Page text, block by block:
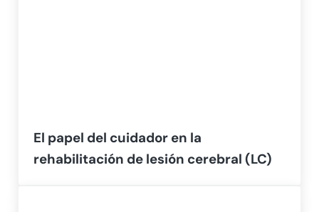
El papel del cuidador en la
rehabilitación de lesión cerebral (LC)